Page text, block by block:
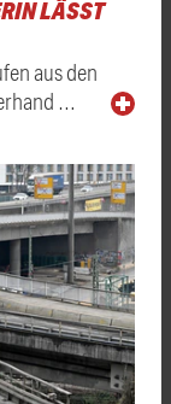
LÄSST
aus den
…